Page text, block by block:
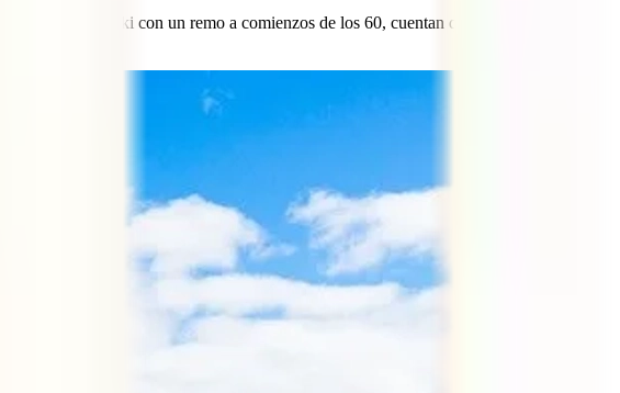
ya surfeaba Waikiki con un remo a comienzos de los 60, cuentan que inspirado por